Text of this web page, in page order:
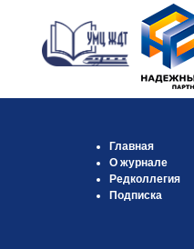
Главная
О журнале
Редколлегия
Подписка